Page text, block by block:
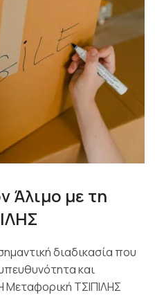
Άλιμο με τη
διαδικασία που
και
Μεταφορική ΤΣΙΠΙΛΗΣ